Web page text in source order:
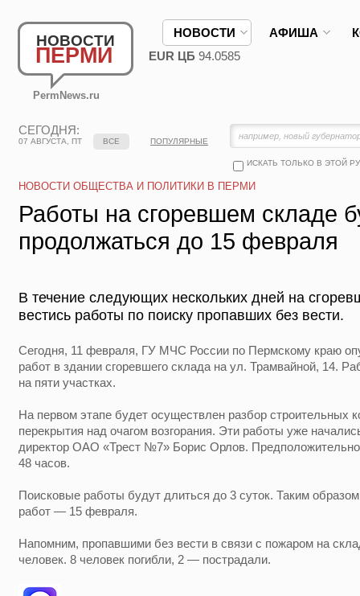
НОВОСТИ
ПЕРМИ
PermNews.ru
НОВОСТИ АФИША
EUR ЦБ 94.0585
СЕГОДНЯ:
07 АВГУСТА, ПТ
ИСКАТЬ ТОЛЬКО В ЭТОЙ
ВСЕ ПОПУЛЯРНЫЕ
НОВОСТИ ОБЩЕСТВА И ПОЛИТИКИ В ПЕРМИ
Работы на сгоревшем складе
продолжаться до 15 февраля
В течение следующих нескольких дней на
вестись работы по поиску пропавших без вести.
Сегодня, 11 февраля, ГУ МЧС России по Пермскому краю
работ в здании сгоревшего склада на ул. Трамвайной, 14.
на пяти участках.
На первом этапе будет осуществлен разбор строительных
перекрытия над очагом возгорания. Эти работы уже
директор ОАО «Трест №7» Борис Орлов.
48 часов.
Поисковые работы будут длиться до 3 суток. Таким
работ — 15 февраля.
Напомним, пропавшими без вести в связи с пожаром на
человек. 8 человек погибли, 2 — пострадали.